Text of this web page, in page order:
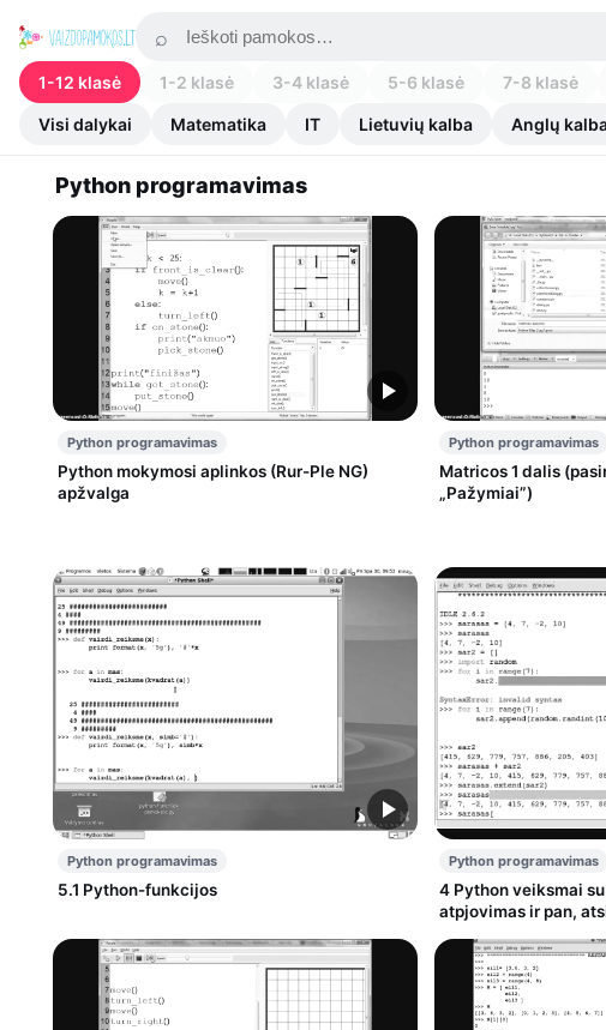
1-12 klasė 1-2 klasė 3-4 klasė 5-6 klasė 7-8 klasė
Visi dalykai Matematika IT Lietuvių kalba Anglų
Python programavimas
Python programavimas
Python mokymosi aplinkos (Rur-Ple NG)
apžvalga
Python programavimas
Matricos 1 dalis
„Pažymiai”)
Python programavimas
5.1 Python-funkcijos
Python programavimas
4 Python veiksmai su sąrašais papildymas,
atpjovimas ir pan,